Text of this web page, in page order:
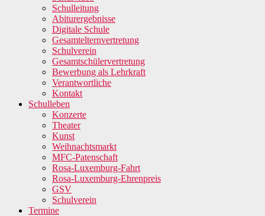
Schulleitung
Abiturergebnisse
Digitale Schule
Gesamtelternvertretung
Schulverein
Gesamtschülervertretung
Bewerbung als Lehrkraft
Verantwortliche
Kontakt
Schulleben
Konzerte
Theater
Kunst
Weihnachtsmarkt
MFC-Patenschaft
Rosa-Luxemburg-Fahrt
Rosa-Luxemburg-Ehrenpreis
GSV
Schulverein
Termine